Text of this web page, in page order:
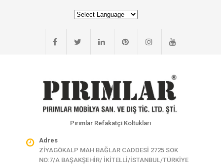
Pırımlar Refakatçi Koltukları
Adres
ZİYAGÖKALP MAH BAĞLAR CADDESİ 2725 SOK
NO:7/A BAŞAKŞEHİR/ İKİTELLİ/İSTANBUL/TÜRKİYE